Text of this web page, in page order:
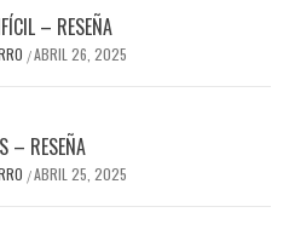
– RESEÑA
/ABRIL 26, 2025
– RESEÑA
/ABRIL 25, 2025